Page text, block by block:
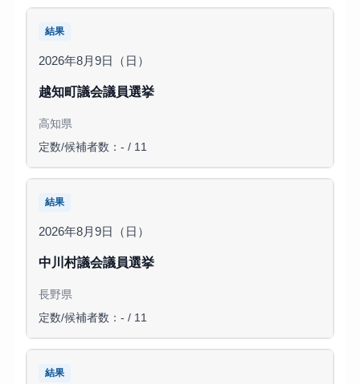
結果
2026年8月9日（日）
越知町議会議員選挙
高知県
定数/候補者数：- / 11
結果
2026年8月9日（日）
中川村議会議員選挙
長野県
定数/候補者数：- / 11
結果